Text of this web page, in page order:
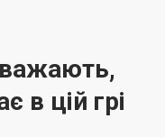
в цій грі